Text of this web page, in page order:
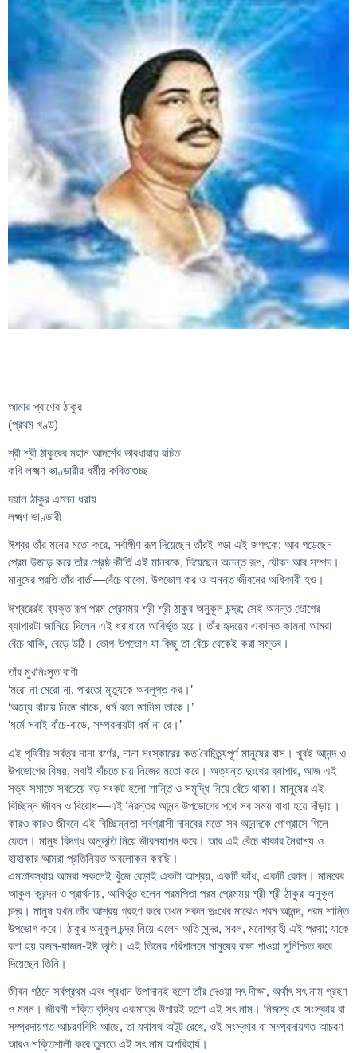
আমার প্রাণের ঠাকুর
(প্রথম খণ্ড)
শ্রী শ্রী ঠাকুরের মহান আদর্শের ভাবধারায় রচিত
কবি লক্ষ্মণ ভাণ্ডারীর ধর্মীয় কবিতাগুচ্ছ
দয়াল ঠাকুর এলেন ধরায়
লক্ষ্মণ ভাণ্ডারী
ঈশ্বর তাঁর মনের মতো করে, সর্বাঙ্গীণ রূপ দিয়েছেন তাঁরই গড়া এই জগৎকে; আর গড়েছেন
প্রেম উজাড় করে তাঁর শ্রেষ্ঠ কীর্তি এই মানবকে, দিয়েছেন অনন্ত রূপ, যৌবন আর সম্পদ।
মানুষের প্রতি তাঁর বার্তা—বেঁচে থাকো, উপভোগ কর ও অনন্ত জীবনের অধিকারী হও।
ঈশ্বরেরই ব্যক্ত রূপ পরম প্রেমময় শ্রী শ্রী ঠাকুর অনুকূল চন্দ্র; সেই অনন্ত ভোগের
ব্যাপারটা জানিয়ে দিলেন এই ধরাধামে আবির্ভূত হয়ে। তাঁর হৃদয়ের একান্ত কামনা আমরা
বেঁচে থাকি, বেড়ে উঠি। ভোগ-উপভোগ যা কিছু তা বেঁচে থেকেই করা সম্ভব।
তাঁর মুখনিঃসৃত বাণী
‘মরো না মেরো না, পারতো মৃত্যুকে অবলুপ্ত কর।’
‘অন্যে বাঁচায় নিজে থাকে, ধর্ম বলে জানিস তাকে।’
‘ধর্মে সবাই বাঁচে-বাড়ে, সম্প্রদায়টা ধর্ম না রে।’
এই পৃথিবীর সর্বত্র নানা বর্ণের, নানা সংস্কারের কত বৈচিত্র্যপূর্ণ মানুষের বাস। খুবই আনন্দ ও
উপভোগের বিষয়, সবাই বাঁচতে চায় নিজের মতো করে। অত্যন্ত দুঃখের ব্যাপার, আজ এই
সভ্য সমাজে সবচেয়ে বড় সংকট হলো শান্তি ও সমৃদ্ধি নিয়ে বেঁচে থাকা। মানুষের এই
বিচ্ছিন্ন জীবন ও বিরোধ—এই নিরন্তর আনন্দ উপভোগের পথে সব সময় বাধা হয়ে দাঁড়ায়।
কারও কারও জীবনে এই বিচ্ছিন্নতা সর্বগ্রাসী দানবের মতো সব আনন্দকে গোগ্রাসে গিলে
ফেলে। মানুষ বিদগ্ধ অনুভূতি নিয়ে জীবনযাপন করে। আর এই বেঁচে থাকার নৈরাশ্য ও
হাহাকার আমরা প্রতিনিয়ত অবলোকন করছি।
এমতাবস্থায় আমরা সকলেই খুঁজে বেড়াই একটা আশ্রয়, একটি কাঁধ, একটি কোল। মানবের
আকুল ক্রন্দন ও প্রার্থনায়, আবির্ভূত হলেন পরমপিতা পরম প্রেমময় শ্রী শ্রী ঠাকুর অনুকূল
চন্দ্র। মানুষ যখন তাঁর আশ্রয় গ্রহণ করে তখন সকল দুঃখের মাঝেও পরম আনন্দ, পরম শান্তি
উপভোগ করে। ঠাকুর অনুকূল চন্দ্র নিয়ে এলেন অতি সুন্দর, সরল, মনোগ্রাহী এই প্রথা; যাকে
বলা হয় যজন-যাজন-ইষ্ট ভৃতি। এই তিনের পরিপালনে মানুষের রক্ষা পাওয়া সুনিশ্চিত করে
দিয়েছেন তিনি।
জীবন গঠনে সর্বপ্রথম এবং প্রধান উপাদানই হলো তাঁর দেওয়া সৎ দীক্ষা, অর্থাৎ সৎ নাম গ্রহণ
ও মনন। জীবনী শক্তি বৃদ্ধির একমাত্র উপায়ই হলো এই সৎ নাম। নিজস্ব যে সংস্কার বা
সম্প্রদায়গত আচরণবিধি আছে, তা যথাযথ অটুট রেখে, ওই সংস্কার বা সম্প্রদায়গত আচরণ
আরও শক্তিশালী করে তুলতে এই সৎ নাম অপরিহার্য।